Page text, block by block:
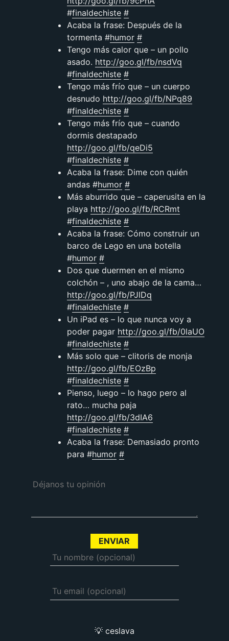
#finaldechiste #
Acaba la frase: Después de la
tormenta #humor #
Tengo más calor que – un pollo
asado. http://goo.gl/fb/nsdVq
#finaldechiste #
Tengo más frío que – un cuerpo
desnudo http://goo.gl/fb/NPq89
#finaldechiste #
Tengo más frío que – cuando
dormis destapado
http://goo.gl/fb/qeDi5
#finaldechiste #
Acaba la frase: Dime con quién
andas #humor #
Más aburrido que – caperusita en la
playa http://goo.gl/fb/RCRmt
#finaldechiste #
Acaba la frase: Cómo construir un
barco de Lego en una botella
#humor #
Dos que duermen en el mismo
colchón – , uno abajo de la cama…
http://goo.gl/fb/PJlDq
#finaldechiste #
Un iPad es – lo que nunca voy a
poder pagar http://goo.gl/fb/0laUO
#finaldechiste #
Más solo que – clitoris de monja
http://goo.gl/fb/EOzBp
#finaldechiste #
Pienso, luego – lo hago pero al
rato… mucha paja
http://goo.gl/fb/3dIA6
#finaldechiste #
Acaba la frase: Demasiado pronto
para #humor #
💡 ceslava